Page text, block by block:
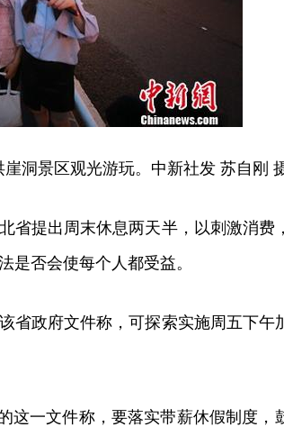
洞景区观光游玩。中新社发 苏自刚
省提出周末休息两天半，以刺激消费
是否会使每个人都受益。
省政府文件称，可探索实施周五下午
这一文件称，要落实带薪休假制度，